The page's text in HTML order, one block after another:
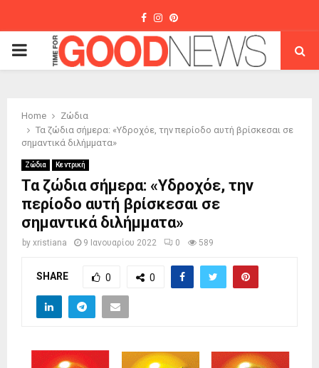
Facebook
Instagram
Pinterest
PRIMARY
Home
Ζώδια
Τα ζώδια σήμερα: «Υδροχόε, την περίοδο αυτή βρίσκεσαι σε
σημαντικά διλήμματα»
Ζώδια Κεντρική
Τα ζώδια σήμερα: «Υδροχόε, την
περίοδο αυτή βρίσκεσαι σε
σημαντικά διλήμματα»
by xristiana 9 Ιανουαρίου 2022 0 589
SHARE 0 0